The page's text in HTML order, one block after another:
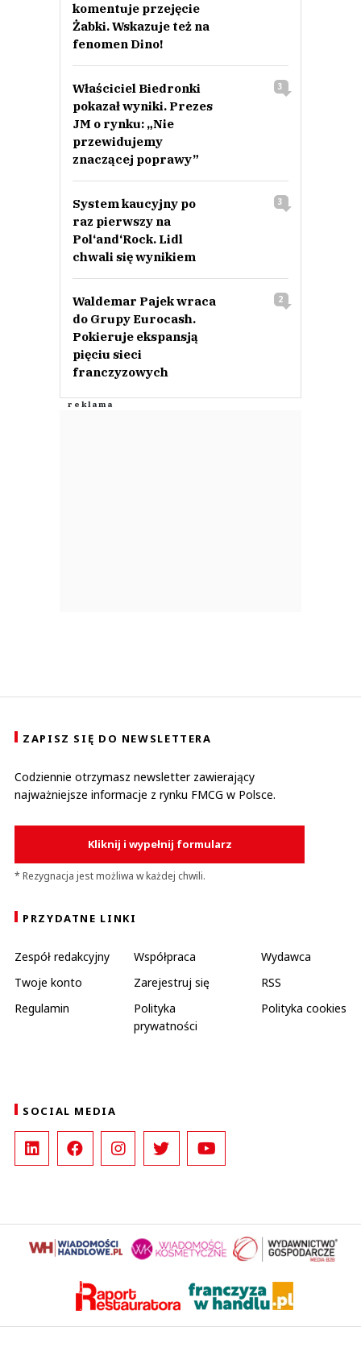
komentuje przejęcie
Żabki. Wskazuje też na
fenomen Dino!
Właściciel Biedronki
pokazał wyniki. Prezes
JM o rynku: „Nie
przewidujemy
znaczącej poprawy”
3
System kaucyjny po
raz pierwszy na
Pol‘and‘Rock. Lidl
chwali się wynikiem
3
Waldemar Pajek wraca
do Grupy Eurocash.
Pokieruje ekspansją
pięciu sieci
franczyzowych
2
ZAPISZ SIĘ DO NEWSLETTERA
Codziennie otrzymasz newsletter zawierający
najważniejsze informacje z rynku FMCG w Polsce.
Kliknij i wypełnij formularz
* Rezygnacja jest możliwa w każdej chwili.
PRZYDATNE LINKI
Zespół redakcyjny Współpraca
Wydawca
Twoje konto
Zarejestruj się
RSS
Regulamin
Polityka
prywatności
Polityka cookies
SOCIAL MEDIA